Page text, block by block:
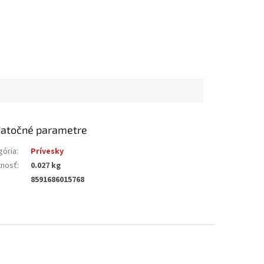
parametre
:
Prívesky
:
0.027 kg
8591686015768